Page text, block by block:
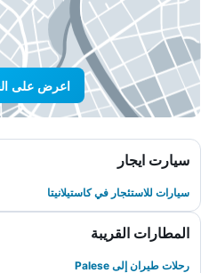
اعرض على
سيارت ايجار
سيارات للاستئجار في كاستيلانيتا
المطارات القريبة
رحلات طيران إلى Palese